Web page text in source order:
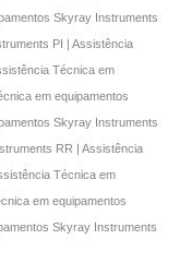
Skyray Instruments
PI | Assistência
Técnica em
em equipamentos
Skyray Instruments
RR | Assistência
Técnica em
em equipamentos
Skyray Instruments